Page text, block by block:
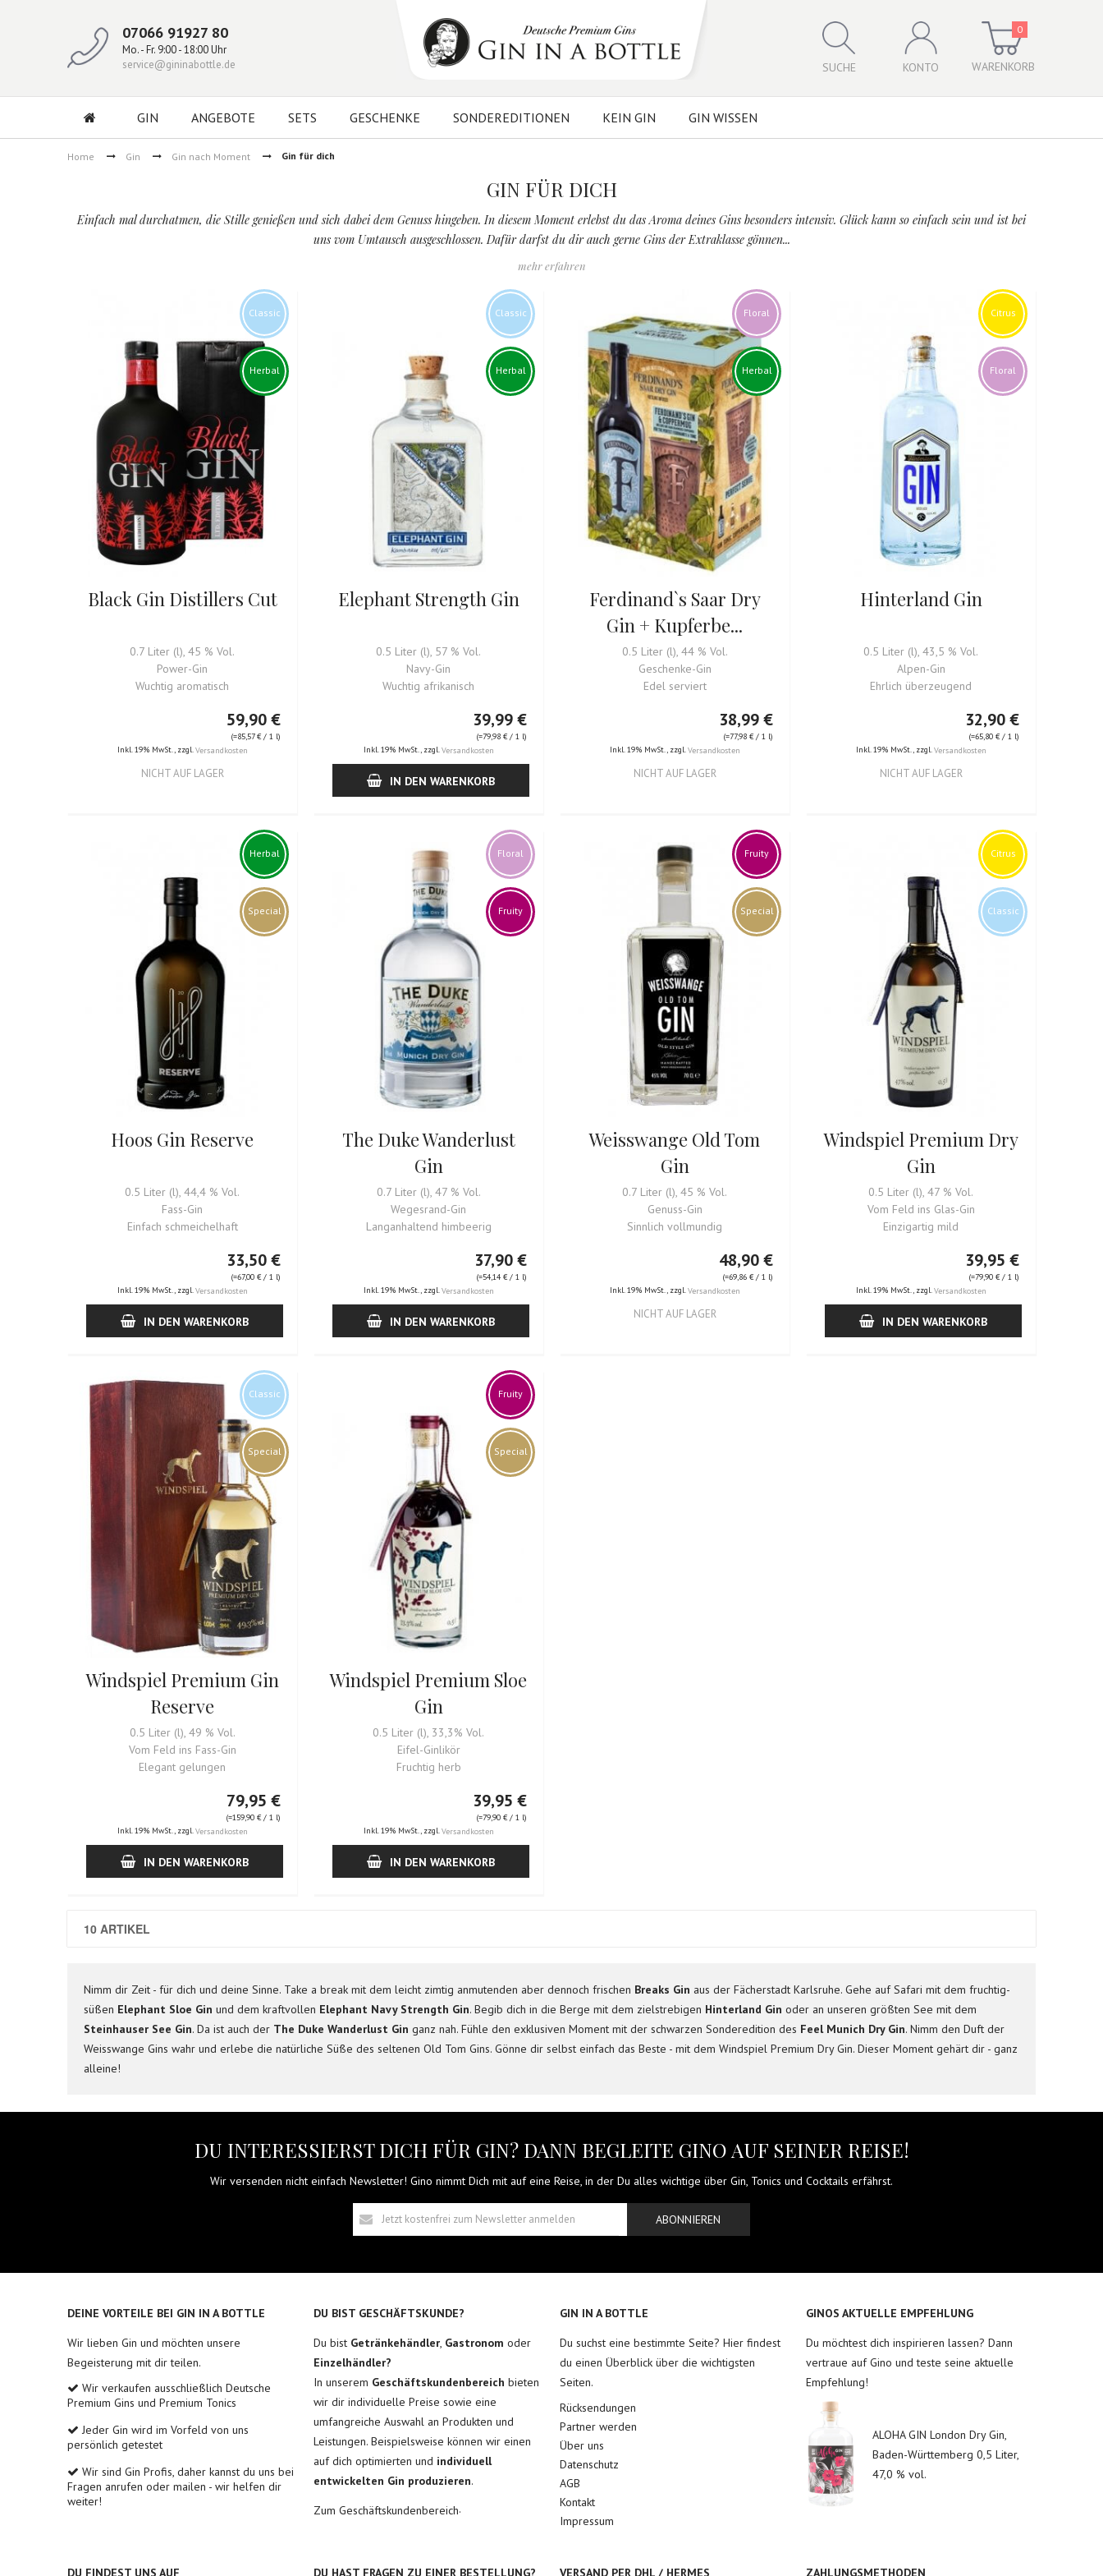
07066 91927 80
Mo. - Fr. 9:00 - 18:00 Uhr
service@gininabottle.de
SUCHE KONTO WARENKORB
0
GIN ANGEBOTE SETS GESCHENKE SONDEREDITIONEN KEIN GIN GIN WISSEN
Home Gin Gin nach Moment Gin für dich
GIN FÜR DICH
Einfach mal durchatmen, die Stille genießen und sich dabei dem Genuss hingeben. In diesem Moment erlebst du das Aroma deines Gins besonders intensiv. Glück kann so einfach sein und ist bei
uns vom Umtausch ausgeschlossen. Dafür darfst du dir auch gerne Gins der Extraklasse gönnen...
mehr erfahren
Classic
Herbal
Black Gin Distillers Cut
0.7 Liter (l), 45 % Vol.
Power-Gin
Wuchtig aromatisch
59,90 €
(=85,57 €/ 1 l)
Inkl. 19% MwSt., zzgl.Versandkosten
NICHT AUF LAGER
Classic
Herbal
Elephant Strength Gin
0.5 Liter (l), 57 % Vol.
Navy-Gin
Wuchtig afrikanisch
39,99 €
(=79,98 €/ 1 l)
Inkl. 19% MwSt., zzgl.Versandkosten
IN DEN WARENKORB
Floral
Herbal
Ferdinand`s Saar Dry
Gin + Kupferbe...
0.5 Liter (l), 44 % Vol.
Geschenke-Gin
Edel serviert
38,99 €
(=77,98 €/ 1 l)
Inkl. 19% MwSt., zzgl.Versandkosten
NICHT AUF LAGER
Citrus
Floral
Hinterland Gin
0.5 Liter (l), 43,5 % Vol.
Alpen-Gin
Ehrlich überzeugend
32,90 €
(=65,80 €/ 1 l)
Inkl. 19% MwSt., zzgl.Versandkosten
NICHT AUF LAGER
Herbal
Special
Hoos Gin Reserve
0.5 Liter (l), 44,4 % Vol.
Fass-Gin
Einfach schmeichelhaft
33,50 €
(=67,00 €/ 1 l)
Inkl. 19% MwSt., zzgl.Versandkosten
IN DEN WARENKORB
Floral
Fruity
The Duke Wanderlust
Gin
0.7 Liter (l), 47 % Vol.
Wegesrand-Gin
Langanhaltend himbeerig
37,90 €
(=54,14 €/ 1 l)
Inkl. 19% MwSt., zzgl.Versandkosten
IN DEN WARENKORB
Fruity
Special
Weisswange Old Tom
Gin
0.7 Liter (l), 45 % Vol.
Genuss-Gin
Sinnlich vollmundig
48,90 €
(=69,86 €/ 1 l)
Inkl. 19% MwSt., zzgl.Versandkosten
NICHT AUF LAGER
Citrus
Classic
Windspiel Premium Dry
Gin
0.5 Liter (l), 47 % Vol.
Vom Feld ins Glas-Gin
Einzigartig mild
39,95 €
(=79,90 €/ 1 l)
Inkl. 19% MwSt., zzgl.Versandkosten
IN DEN WARENKORB
Classic
Special
Windspiel Premium Gin
Reserve
0.5 Liter (l), 49 % Vol.
Vom Feld ins Fass-Gin
Elegant gelungen
79,95 €
(=159,90 €/ 1 l)
Inkl. 19% MwSt., zzgl.Versandkosten
IN DEN WARENKORB
Fruity
Special
Windspiel Premium Sloe
Gin
0.5 Liter (l), 33,3% Vol.
Eifel-Ginlikör
Fruchtig herb
39,95 €
(=79,90 €/ 1 l)
Inkl. 19% MwSt., zzgl.Versandkosten
IN DEN WARENKORB
10 ARTIKEL
Nimm dir Zeit - für dich und deine Sinne. Take a break mit dem leicht zimtig anmutenden aber dennoch frischen Breaks Gin aus der Fächerstadt Karlsruhe. Gehe auf Safari mit dem fruchtig-
süßen Elephant Sloe Gin und dem kraftvollen Elephant Navy Strength Gin. Begib dich in die Berge mit dem zielstrebigen Hinterland Gin oder an unseren größten See mit dem
Steinhauser See Gin. Da ist auch der The Duke Wanderlust Gin ganz nah. Fühle den exklusiven Moment mit der schwarzen Sonderedition des Feel Munich Dry Gin. Nimm den Duft der
Weisswange Gins wahr und erlebe die natürliche Süße des seltenen Old Tom Gins. Gönne dir selbst einfach das Beste - mit dem Windspiel Premium Dry Gin. Dieser Moment gehärt dir - ganz
alleine!
DU INTERESSIERST DICH FÜR GIN? DANN BEGLEITE GINO AUF SEINER REISE!
Wir versenden nicht einfach Newsletter! Gino nimmt Dich mit auf eine Reise, in der Du alles wichtige über Gin, Tonics und Cocktails erfährst.
ABONNIEREN
DEINE VORTEILE BEI GIN IN A BOTTLE
Wir lieben Gin und möchten unsere
Begeisterung mit dir teilen.
Wir verkaufen ausschließlich Deutsche
Premium Gins und Premium Tonics
Jeder Gin wird im Vorfeld von uns
persönlich getestet
Wir sind Gin Profis, daher kannst du uns bei
Fragen anrufen oder mailen - wir helfen dir
weiter!
DU BIST GESCHÄFTSKUNDE?
Du bist Getränkehändler, Gastronom oder
Einzelhändler?
In unserem Geschäftskundenbereich bieten
wir dir individuelle Preise sowie eine
umfangreiche Auswahl an Produkten und
Leistungen. Beispielsweise können wir einen
auf dich optimierten und individuell
entwickelten Gin produzieren.
Zum Geschäftskundenbereich.
GIN IN A BOTTLE
Du suchst eine bestimmte Seite? Hier findest
du einen Überblick über die wichtigsten
Seiten.
Rücksendungen
Partner werden
Über uns
Datenschutz
AGB
Kontakt
Impressum
GINOS AKTUELLE EMPFEHLUNG
Du möchtest dich inspirieren lassen? Dann
vertraue auf Gino und teste seine aktuelle
Empfehlung!
ALOHA GIN London Dry Gin,
Baden-Württemberg 0,5 Liter,
47,0 % vol.
DU FINDEST UNS AUF DU HAST FRAGEN ZU EINER BESTELLUNG? VERSAND PER DHL / HERMES ZAHLUNGSMETHODEN